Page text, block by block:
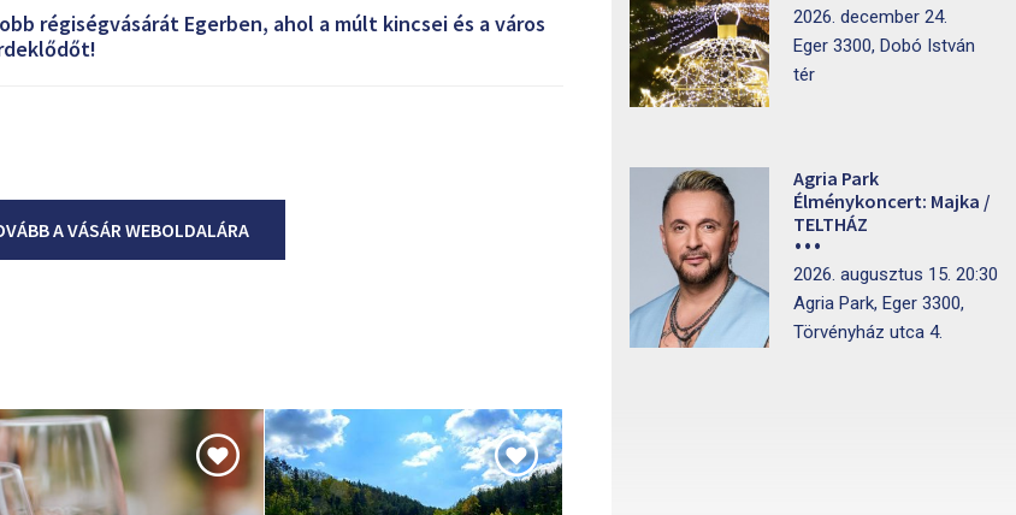
régiségvásárát Egerben, ahol a múlt kincsei és a város
A VÁSÁR WEBOLDALÁRA
2026. december 24.
Eger 3300, Dobó István
tér
Agria Park
Élménykoncert: Majka /
TELTHÁZ
2026. augusztus 15. 20:30
Agria Park, Eger 3300,
Törvényház utca 4.